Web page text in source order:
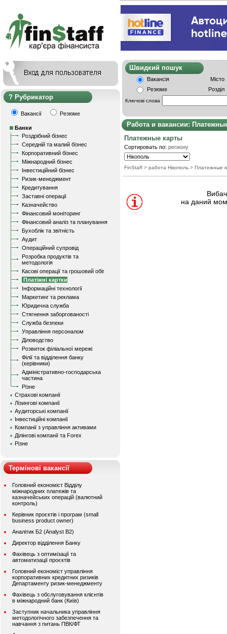
Рубрикатор
Вакансії Резюме
Банки
Роздрібний бізнес
Середній та малий бізнес
Корпоративний бізнес
Міжнародний бізнес
Інвестиційний бізнес
Ризик-менеджмент
Кредитування
Заставні операції
Казначейство
Фінансовий моніторинг
Фінансовий аналіз та планування
Бухоблік та звітність
Аудит
Операційний супровід
Розробка продуктів та
методологія
Касові операції та грошовий обіг
Платіжні картки
Інформаційні технології
Маркетинг та реклама
Юридична служба
Стягнення заборгованості
Служба безпеки
Управління персоналом
Діловодство
Розвиток філіальної мережі
Філії та відділення банку
(керівники)
Адміністративно-господарська
частина
Різне
Страхові компанії
Лізингові компанії
Аудиторські компанії
Інвестиційні компанії
Компанії з управління активами
Ділінгові компанії та Forex
Різне
Термінові вакансії
Головний економіст Відділу
міжнародних платежів та
казначейських операцій (валютний
контроль)
Керівник проєктів і програм (small
business product owner)
Аналітик Б2 (Analyst B2)
Директор відділення Банку
Фахівець з оптимізації та
автоматизації проєктів
Головний економіст управління
корпоративних кредитних ризиків
Департаменту ризик-менеджменту
Фахівець з обслуговування клієнтів
в міжнародний банк (Київ)
Заступник начальника управління
методологічного забезпечення та
навчання з питань ПВК/ФТ
Швидкий
Вакансія
Місто
Резюме
Розділ
Ключові слова
Работа и вакансии:
Платежные карты
Сортировать по: региону
FinStaff > работа Нікополь > Платежные
на даний